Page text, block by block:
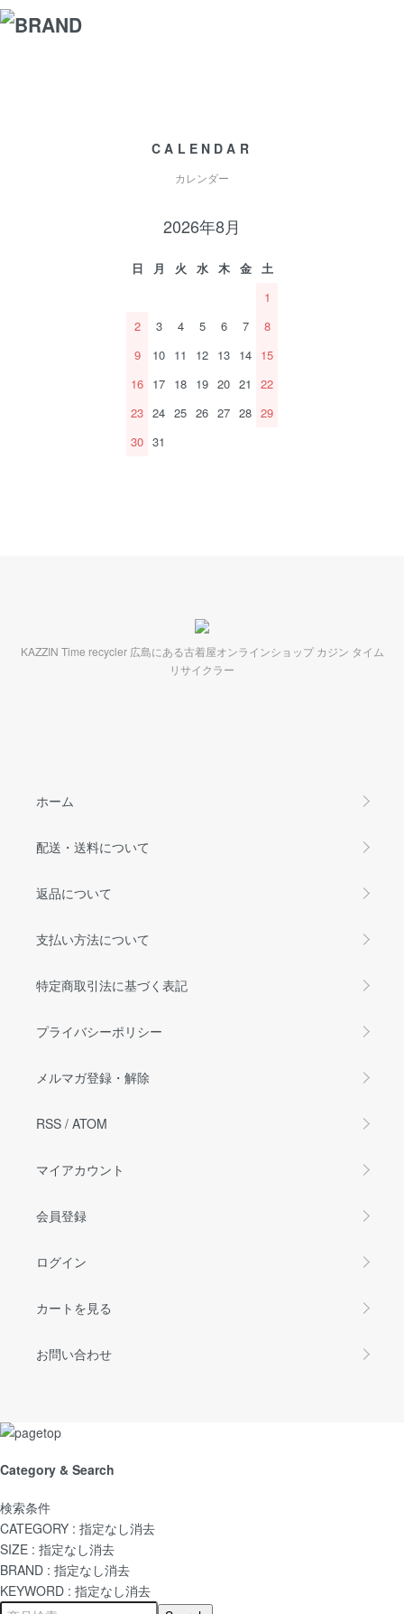
CALENDAR
カレンダー
2026年8月
日 月 火 水 木 金
土
1
2
3 4 5 6 7
8
9
10 11 12 13 14 15
16 17 18 19 20 21
22
23 24 25 26 27 28 29
30 31
KAZZIN Time recycler 広島にある古着屋オンラインショップ カジン タイム
リサイクラー
ホーム
配送・送料について
返品について
支払い方法について
特定商取引法に基づく表記
プライバシーポリシー
メルマガ登録・解除
RSS / ATOM
マイアカウント
会員登録
ログイン
カートを見る
お問い合わせ
Category & Search
検索条件
CATEGORY : 指定なし消去
SIZE : 指定なし消去
BRAND : 指定なし消去
KEYWORD : 指定なし消去